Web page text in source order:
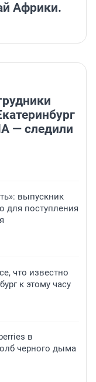
Африки.
— следили
выпускник
для поступления
что известно
к этому часу
в
черного дыма